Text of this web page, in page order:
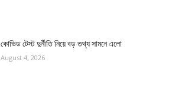
কোভিড টেস্ট দুর্নীতি নিয়ে বড় তথ্য সামনে এলো
August 4, 2026